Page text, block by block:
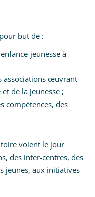
but de :
jeunesse à
associations œuvrant
de la jeunesse ;
compétences, des
voient le jour
des inter-centres, des
jeunes, aux initiatives